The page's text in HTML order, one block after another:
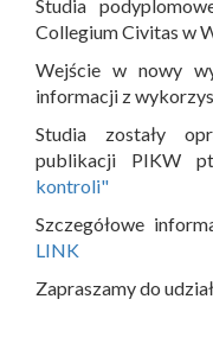
Studia
Collegium Civitas w
Wejście w nowy
informacji z
Studia zostały
publikacji PIKW
kontroli"
Szczegółowe
LINK
Zapraszamy do